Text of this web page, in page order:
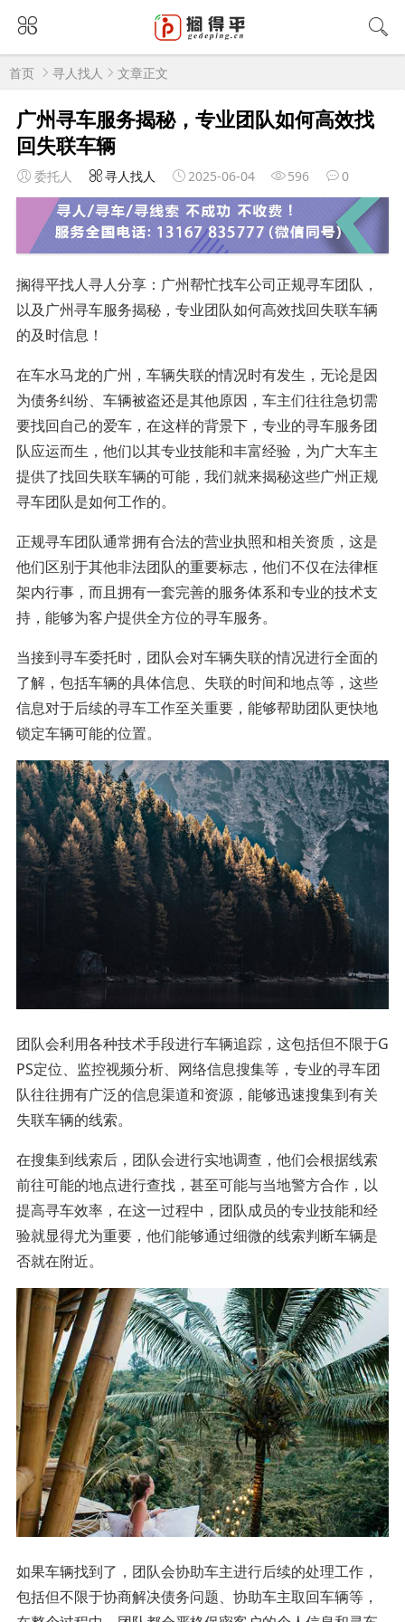
首页 寻人找人 文章正文
广州寻车服务揭秘，专业团队如何高效找
回失联车辆
委托人 寻人找人 2025-06-04 596 0
搁得平找人寻人分享：广州帮忙找车公司正规寻车团队，
以及广州寻车服务揭秘，专业团队如何高效找回失联车辆
的及时信息！
在车水马龙的广州，车辆失联的情况时有发生，无论是因
为债务纠纷、车辆被盗还是其他原因，车主们往往急切需
要找回自己的爱车，在这样的背景下，专业的寻车服务团
队应运而生，他们以其专业技能和丰富经验，为广大车主
提供了找回失联车辆的可能，我们就来揭秘这些广州正规
寻车团队是如何工作的。
正规寻车团队通常拥有合法的营业执照和相关资质，这是
他们区别于其他非法团队的重要标志，他们不仅在法律框
架内行事，而且拥有一套完善的服务体系和专业的技术支
持，能够为客户提供全方位的寻车服务。
当接到寻车委托时，团队会对车辆失联的情况进行全面的
了解，包括车辆的具体信息、失联的时间和地点等，这些
信息对于后续的寻车工作至关重要，能够帮助团队更快地
锁定车辆可能的位置。
团队会利用各种技术手段进行车辆追踪，这包括但不限于G
PS定位、监控视频分析、网络信息搜集等，专业的寻车团
队往往拥有广泛的信息渠道和资源，能够迅速搜集到有关
失联车辆的线索。
在搜集到线索后，团队会进行实地调查，他们会根据线索
前往可能的地点进行查找，甚至可能与当地警方合作，以
提高寻车效率，在这一过程中，团队成员的专业技能和经
验就显得尤为重要，他们能够通过细微的线索判断车辆是
否就在附近。
如果车辆找到了，团队会协助车主进行后续的处理工作，
包括但不限于协商解决债务问题、协助车主取回车辆等，